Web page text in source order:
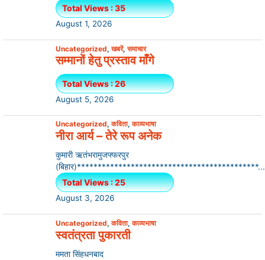
Total Views : 35
August 1, 2026
Uncategorized,खबरें,समाचार
सम्मानों हेतु प्रस्ताव माँगे
Total Views : 26
August 5, 2026
Uncategorized,कविता,काव्यभाषा
नीरा आर्य – तेरे रूप अनेक
कुमारी ऋतंभरामुजफ्फरपुर
(बिहार)********************************************...
Total Views : 25
August 3, 2026
Uncategorized,कविता,काव्यभाषा
स्वतंत्रता पुकारती
ममता सिंहधनबाद